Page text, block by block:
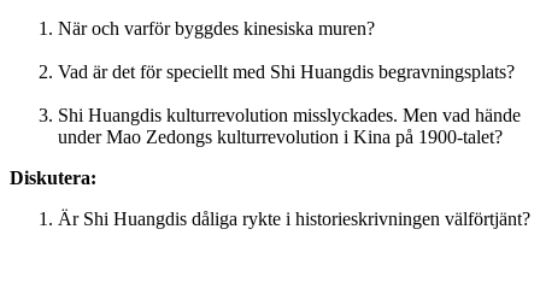
När och varför byggdes kinesiska muren?
Vad är det för speciellt med Shi Huangdis begravningsplats?
Shi Huangdis kulturrevolution misslyckades. Men vad hände
under Mao Zedongs kulturrevolution i Kina på 1900-talet?
Diskutera:
Är Shi Huangdis dåliga rykte i historieskrivningen välförtjänt?